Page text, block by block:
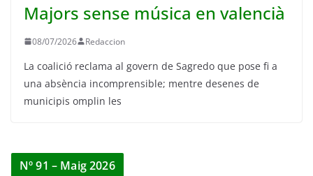
Majors sense música en valencià
08/07/2026 Redaccion
La coalició reclama al govern de Sagredo que pose fi a
una absència incomprensible; mentre desenes de
municipis omplin les
Nº 91 – Maig 2026